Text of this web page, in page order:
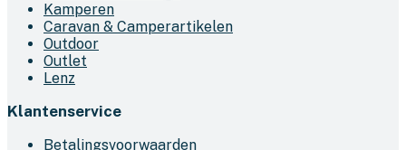
Kamperen
Caravan & Camperartikelen
Outdoor
Outlet
Lenz
Klantenservice
Betalingsvoorwaarden